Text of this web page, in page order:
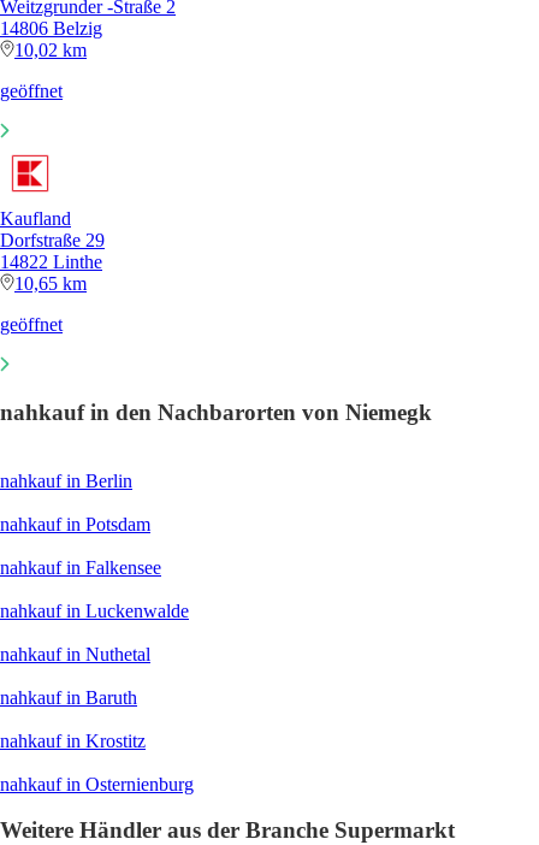
Weitzgrunder -Straße 2
14806 Belzig
10,02 km
geöffnet
Kaufland
Dorfstraße 29
14822 Linthe
10,65 km
geöffnet
nahkauf in den Nachbarorten von Niemegk
nahkauf in Berlin
nahkauf in Potsdam
nahkauf in Falkensee
nahkauf in Luckenwalde
nahkauf in Nuthetal
nahkauf in Baruth
nahkauf in Krostitz
nahkauf in Osternienburg
Weitere Händler aus der Branche Supermarkt